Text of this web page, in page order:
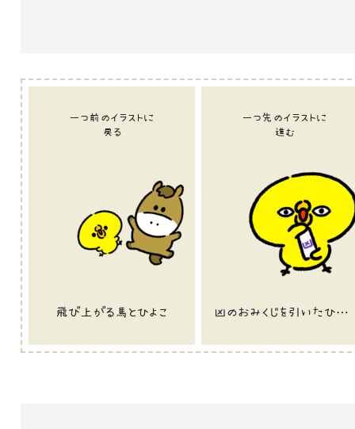
一つ前のイラストに
戻る
飛び上がる馬とひよこ
一つ先のイラストに
進む
凶のおみくじを引いたひよこのGIFアニメ